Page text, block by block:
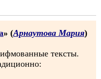
» (Арнаутова Мария)
тексты.